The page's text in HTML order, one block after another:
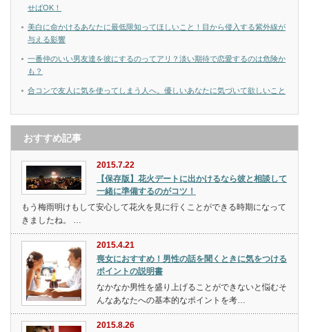
せばOK！
美白に命かけるあなたに最低限知ってほしいこと！目から侵入する紫外線が
与える影響
一番仲のいい男友達を彼にするのってアリ？淡い期待で恋愛するのは危険か
も？
合コンで友人に気を使ってしまう人へ。優しいあなたに気づいて欲しいこと
おすすめ記事
2015.7.22
【保存版】花火デートに出かけるなら彼と相談して
一緒に準備するのがコツ！
もう梅雨明けもして安心して花火を見に行くことができる時期になって
きましたね。 …
2015.4.21
喪女におすすめ！男性の話を聞くときに気をつける
ポイントの説明書
なかなか男性を盛り上げることができないと悩むそ
んなあなたへの基本的なポイントを考…
2015.8.26